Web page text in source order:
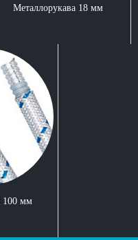
Металлорукава 18 мм
100 мм